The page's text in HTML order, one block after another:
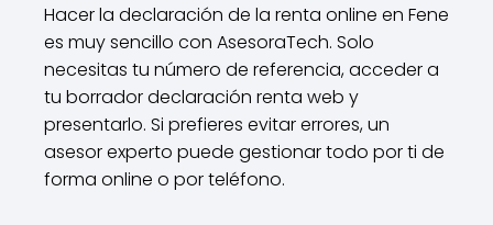
Hacer la declaración de la renta online en Fene
es muy sencillo con AsesoraTech. Solo
necesitas tu número de referencia, acceder a
tu borrador declaración renta web y
presentarlo. Si prefieres evitar errores, un
asesor experto puede gestionar todo por ti de
forma online o por teléfono.